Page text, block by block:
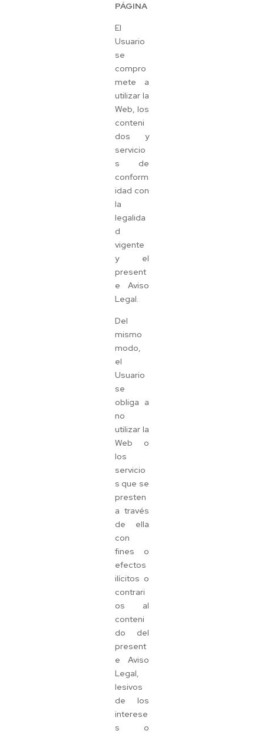
PÁGINA
El
Usuario
se
compro
mete a
utilizar la
Web, los
conteni
dos y
servicio
s de
conform
idad con
la
legalida
d
vigente
y el
present
e Aviso
Legal.
Del
mismo
modo,
el
Usuario
se
obliga a
no
utilizar la
Web o
los
servicio
s que se
presten
a través
de ella
con
fines o
efectos
ilícitos o
contrari
os al
conteni
do del
present
e Aviso
Legal,
lesivos
de los
interese
s o